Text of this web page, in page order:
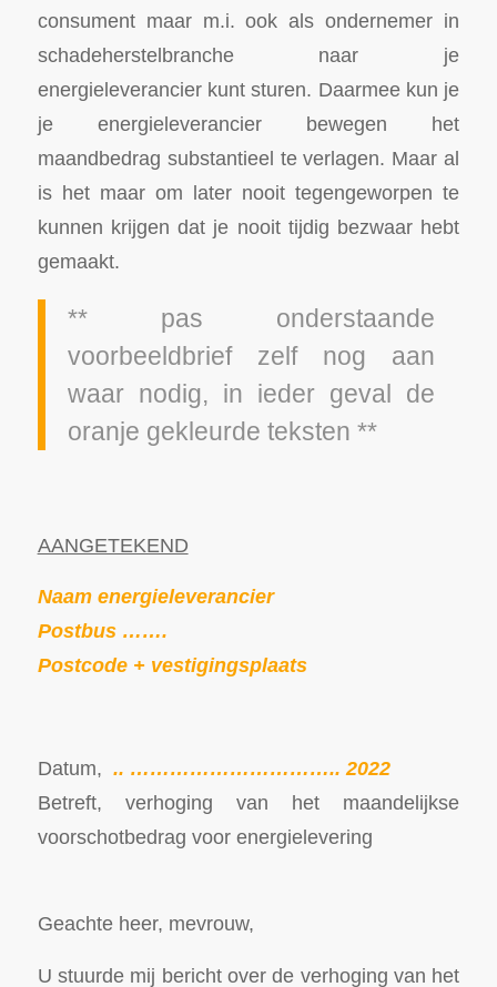
consument maar m.i. ook als ondernemer in
schadeherstelbranche naar je
energieleverancier kunt sturen. Daarmee kun je
je energieleverancier bewegen het
maandbedrag substantieel te verlagen. Maar al
is het maar om later nooit tegengeworpen te
kunnen krijgen dat je nooit tijdig bezwaar hebt
gemaakt.
** pas onderstaande
voorbeeldbrief zelf nog aan
waar nodig, in ieder geval de
oranje gekleurde teksten **
AANGETEKEND
Naam energieleverancier
Postbus …….
Postcode + vestigingsplaats
Datum, .. ………………………….. 2022
Betreft, verhoging van het maandelijkse
voorschotbedrag voor energielevering
Geachte heer, mevrouw,
U stuurde mij bericht over de verhoging van het